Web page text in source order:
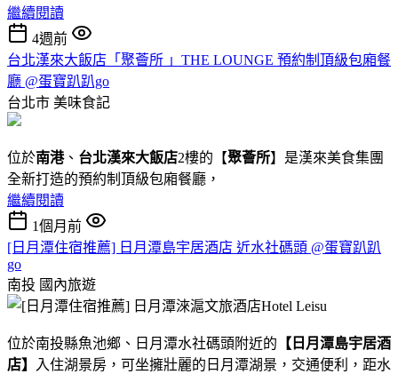
繼續閱讀
4週前
台北漢來大飯店「聚薈所 」THE LOUNGE 預約制頂級包廂餐
廳 @蛋寶趴趴go
台北市 美味食記
位於南港、 台北漢來大飯店2樓的【聚薈所】是漢來美食集團
全新打造的預約制頂級包廂餐廳，
繼續閱讀
1個月前
[日月潭住宿推薦] 日月潭島宇居酒店 近水社碼頭 @蛋寶趴趴
go
南投 國內旅遊
位於南投縣魚池鄉、日月潭水社碼頭附近的 【日月潭島宇居酒
店】
入住湖景房，可坐擁壯麗的日月潭湖景，交通便利，距水